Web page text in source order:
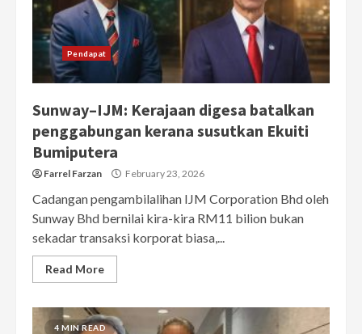
Pendapat
Sunway–IJM: Kerajaan digesa batalkan
penggabungan kerana susutkan Ekuiti
Bumiputera
Farrel Farzan February 23, 2026
Cadangan pengambilalihan IJM Corporation Bhd oleh
Sunway Bhd bernilai kira-kira RM11 bilion bukan
sekadar transaksi korporat biasa,...
Read More
4 MIN READ